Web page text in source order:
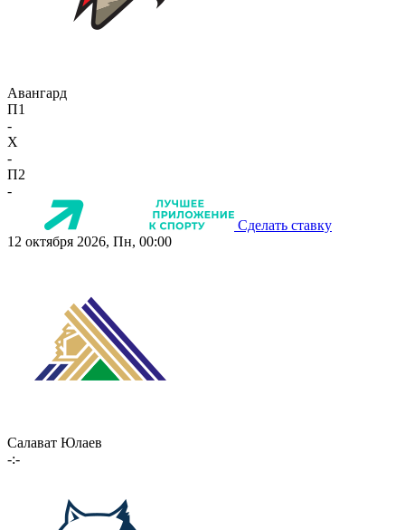
Авангард
П1
-
X
-
П2
-
Сделать ставку
12 октября 2026, Пн, 00:00
Салават Юлаев
-:-